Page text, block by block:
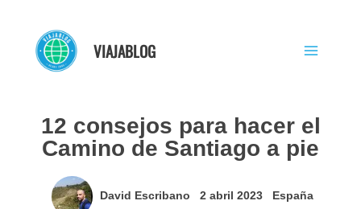
contenido
VIAJABLOG
12 consejos para hacer el
Camino de Santiago a pie
David Escribano 2 abril 2023 España